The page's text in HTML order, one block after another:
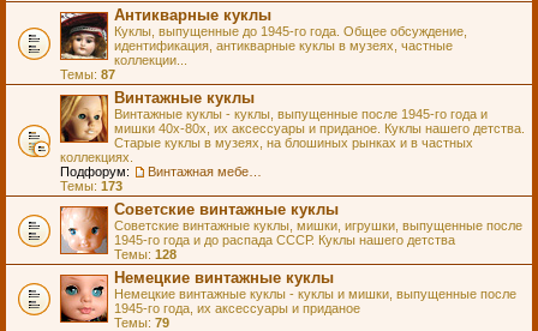
Антикварные куклы
Куклы, выпущенные до 1945-го года. Общее обсуждение,
идентификация, антикварные куклы в музеях, частные
коллекции...
Темы: 87
Винтажные куклы
Винтажные куклы - куклы, выпущенные после 1945-го года и
мишки 40х-80х, их аксессуары и приданое. Куклы нашего детства.
Старые куклы в музеях, на блошиных рынках и в частных
коллекциях.
Подфорум:
Темы: 173
Советские винтажные куклы
Советские винтажные куклы, мишки, игрушки, выпущенные после
1945-го года и до распада СССР. Куклы нашего детства
Темы: 128
Немецкие винтажные куклы
Немецкие винтажные куклы - куклы и мишки, выпущенные после
1945-го года, их аксессуары и приданое
Темы: 79